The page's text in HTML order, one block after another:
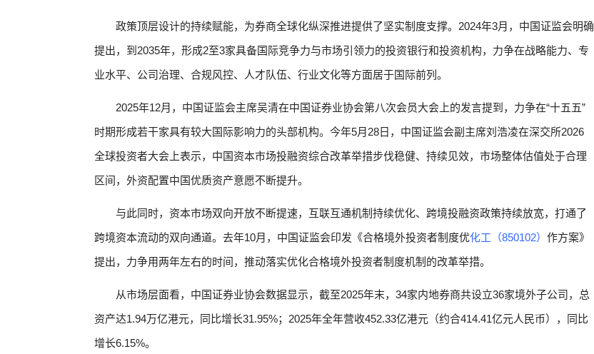
政策顶层设计的持续赋能，为券商全球化纵深推进提供了坚实制度支撑。2024年3月，中国证监会明确
提出，到2035年，形成2至3家具备国际竞争力与市场引领力的投资银行和投资机构，力争在战略能力、专
业水平、公司治理、合规风控、人才队伍、行业文化等方面居于国际前列。
2025年12月，中国证监会主席吴清在中国证券业协会第八次会员大会上的发言提到，力争在“十五五”
时期形成若干家具有较大国际影响力的头部机构。今年5月28日，中国证监会副主席刘浩凌在深交所2026
全球投资者大会上表示，中国资本市场投融资综合改革举措步伐稳健、持续见效，市场整体估值处于合理
区间，外资配置中国优质资产意愿不断提升。
与此同时，资本市场双向开放不断提速，互联互通机制持续优化、跨境投融资政策持续放宽，打通了
跨境资本流动的双向通道。去年10月，中国证监会印发《合格境外投资者制度优化工（850102） 作方案》
提出，力争用两年左右的时间，推动落实优化合格境外投资者制度机制的改革举措。
从市场层面看，中国证券业协会数据显示，截至2025年末，34家内地券商共设立36家境外子公司，总
资产达1.94万亿港元，同比增长31.95%；2025年全年营收452.33亿港元（约合414.41亿元人民币），同比
增长6.15%。